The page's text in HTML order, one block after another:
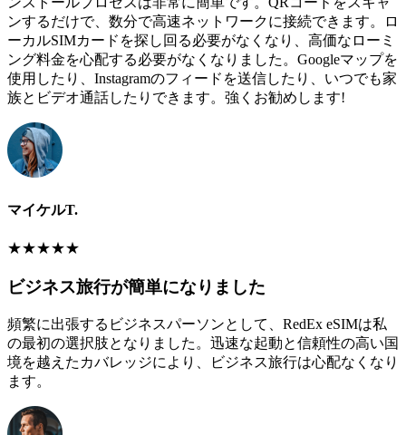
ンするだけで、数分で高速ネットワークに接続できます。ロ
ーカルSIMカードを探し回る必要がなくなり、高価なローミ
ング料金を心配する必要がなくなりました。Googleマップを
使用したり、Instagramのフィードを送信したり、いつでも家
族とビデオ通話したりできます。強くお勧めします!
マイケルT.
★★★★★
ビジネス旅行が簡単になりました
頻繁に出張するビジネスパーソンとして、RedEx eSIMは私
の最初の選択肢となりました。迅速な起動と信頼性の高い国
境を越えたカバレッジにより、ビジネス旅行は心配なくなり
ます。